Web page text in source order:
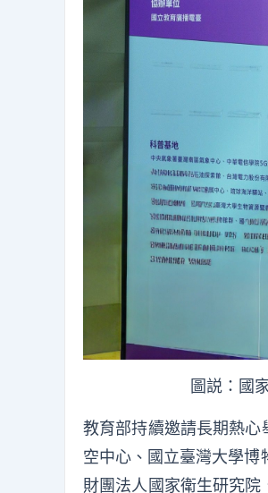
圖説：國
教育部持續邀請長期熱
空中心、國立臺灣大學
財團法人國家衛生研究